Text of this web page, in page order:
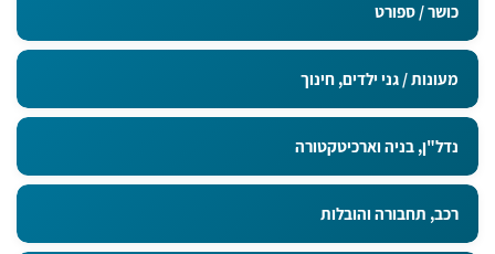
כושר / ספורט
מעונות / גני ילדים, חינוך
נדל"ן, בניה וארכיטקטורה
רכב, תחבורה והובלות